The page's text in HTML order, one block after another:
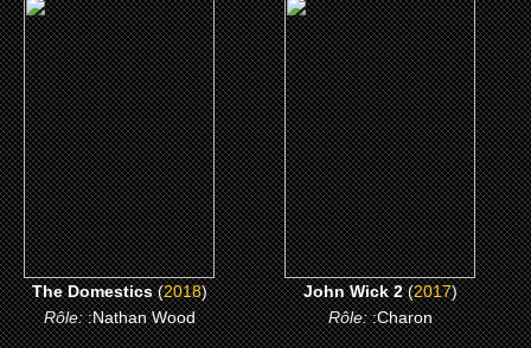
(2018)
The Domestics
CLICK ME
The Domestics(2018)
Rôle::Nathan Wood
(2017)
John Wick 2
CLICK ME
John Wick 2(2017)
Rôle::Charon